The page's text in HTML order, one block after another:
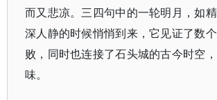
而又悲凉。三四句中的一轮明月，如
深人静的时候悄悄到来，它见证了数
败，同时也连接了石头城的古今时空
味。